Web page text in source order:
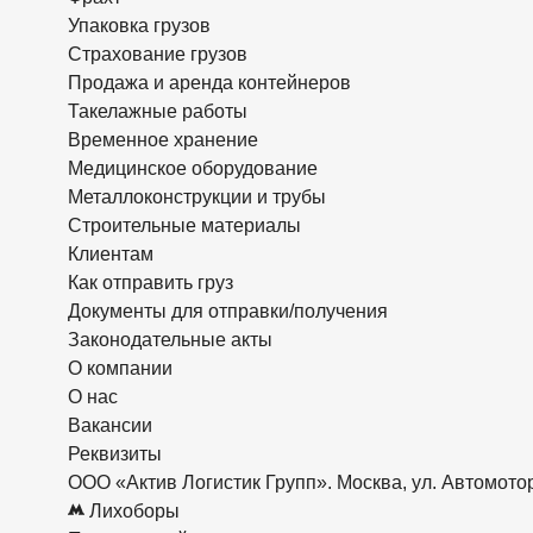
Упаковка грузов
Страхование грузов
Продажа и аренда контейнеров
Такелажные работы
Временное хранение
Медицинское оборудование
Металлоконструкции и трубы
Строительные материалы
Клиентам
Как отправить груз
Документы для отправки/получения
Законодательные акты
О компании
О нас
Вакансии
Реквизиты
ООО «Актив Логистик Групп». Москва, ул.
Лихоборы